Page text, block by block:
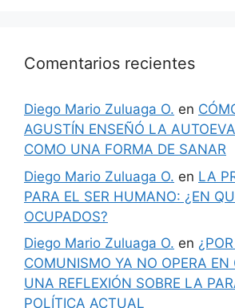
Comentarios recientes
Diego Mario Zuluaga O. en
AGUSTÍN ENSEÑÓ LA
COMO UNA FORMA DE SANAR
Diego Mario Zuluaga O. en LA
PARA EL SER HUMANO: ¿EN
OCUPADOS?
Diego Mario Zuluaga O. en
COMUNISMO YA NO OPERA EN
UNA REFLEXIÓN SOBRE LA
POLÍTICA ACTUAL